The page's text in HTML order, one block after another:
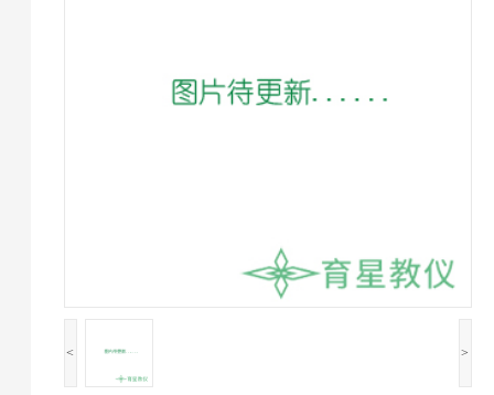
< >